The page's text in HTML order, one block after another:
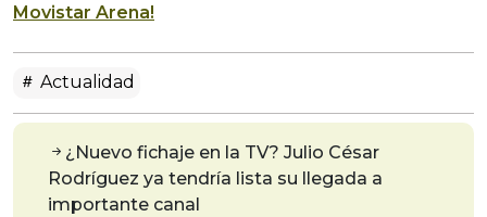
Movistar Arena!
Actualidad
¿Nuevo fichaje en la TV? Julio César
Rodríguez ya tendría lista su llegada a
importante canal